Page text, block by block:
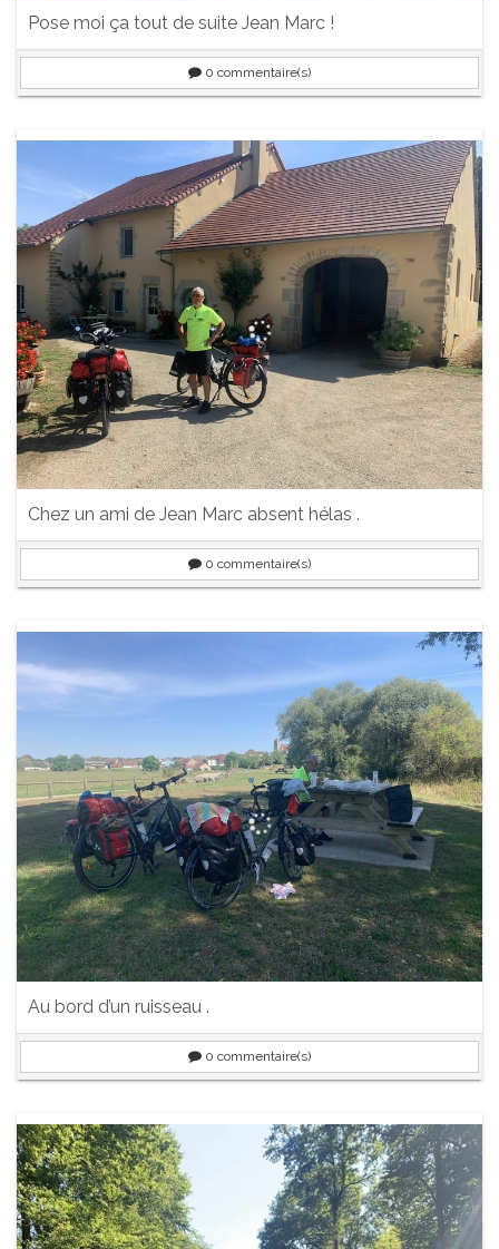
Pose moi ça tout de suite Jean Marc !
0 commentaire(s)
Chez un ami de Jean Marc absent hélas .
0 commentaire(s)
Au bord d’un ruisseau .
0 commentaire(s)